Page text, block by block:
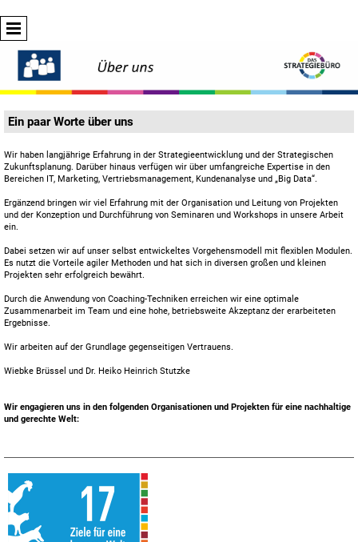
Ein paar Worte über uns
Wir haben langjährige Erfahrung in der Strategieentwicklung und der Strategischen
Zukunftsplanung. Darüber hinaus verfügen wir über umfangreiche Expertise in den
Bereichen IT, Marketing, Vertriebsmanagement, Kundenanalyse und „Big Data“.
Ergänzend bringen wir viel Erfahrung mit der Organisation und Leitung von Projekten
und der Konzeption und Durchführung von Seminaren und Workshops in unsere Arbeit
ein.
Dabei setzen wir auf unser selbst entwickeltes Vorgehensmodell mit flexiblen Modulen.
Es nutzt die Vorteile agiler Methoden und hat sich in diversen großen und kleinen
Projekten sehr erfolgreich bewährt.
Durch die Anwendung von Coaching-Techniken erreichen wir eine optimale
Zusammenarbeit im Team und eine hohe, betriebsweite Akzeptanz der erarbeiteten
Ergebnisse.
Wir arbeiten auf der Grundlage gegenseitigen Vertrauens.
Wiebke Brüssel und Dr. Heiko Heinrich Stutzke
Wir engagieren uns in den folgenden Organisationen und Projekten für eine nachhaltige
und gerechte Welt: